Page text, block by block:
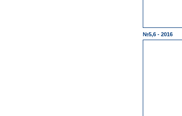
№5,6 - 2016